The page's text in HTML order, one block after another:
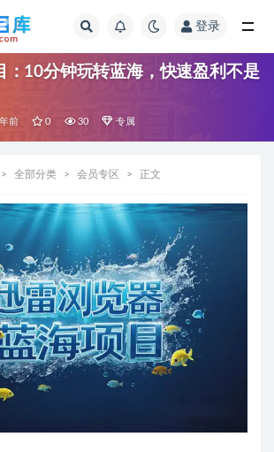
登录
：10分钟玩转蓝海，快速盈利不是
前 0 30 专属
全部分类 会员专区 正文